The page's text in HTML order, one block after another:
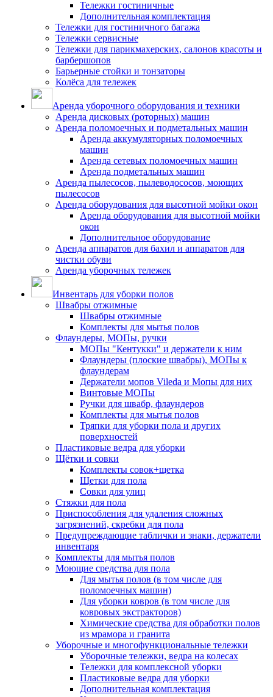
Тележки гостиничные
Дополнительная комплектация
Тележки для гостиничного багажа
Тележки сервисные
Тележки для парикмахерских, салонов красоты и
барбершопов
Барьерные стойки и тонзаторы
Колёса для тележек
Аренда уборочного оборудования и техники
Аренда дисковых (роторных) машин
Аренда поломоечных и подметальных машин
Аренда аккумуляторных поломоечных
машин
Аренда сетевых поломоечных машин
Аренда подметальных машин
Аренда пылесосов, пылеводососов, моющих
пылесосов
Аренда оборудования для высотной мойки окон
Аренда оборудования для высотной мойки
окон
Дополнительное оборудование
Аренда аппаратов для бахил и аппаратов для
чистки обуви
Аренда уборочных тележек
Инвентарь для уборки полов
Швабры отжимные
Швабры отжимные
Комплекты для мытья полов
Флаундеры, МОПы, ручки
МОПы "Кентукки" и держатели к ним
Флаундеры (плоские швабры), МОПы к
флаундерам
Держатели мопов Vileda и Мопы для них
Винтовые МОПы
Ручки для швабр, флаундеров
Комплекты для мытья полов
Тряпки для уборки пола и других
поверхностей
Пластиковые ведра для уборки
Щётки и совки
Комплекты совок+щетка
Щетки для пола
Совки для улиц
Стяжки для пола
Приспособления для удаления сложных
загрязнений, скребки для пола
Предупреждающие таблички и знаки, держатели
инвентаря
Комплекты для мытья полов
Моющие средства для пола
Для мытья полов (в том числе для
поломоечных машин)
Для уборки ковров (в том числе для
ковровых экстракторов)
Химические средства для обработки полов
из мрамора и гранита
Уборочные и многофункциональные тележки
Уборочные тележки, ведра на колесах
Тележки для комплексной уборки
Пластиковые ведра для уборки
Дополнительная комплектация